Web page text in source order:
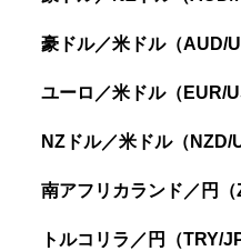
豪ドル／米ドル（AUD/
ユーロ／米ドル（EUR/
NZドル／米ドル（NZD/
南アフリカランド／円
トルコリラ／円（TRY/